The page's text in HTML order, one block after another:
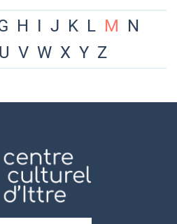
H I J K L M N
U V W X Y Z